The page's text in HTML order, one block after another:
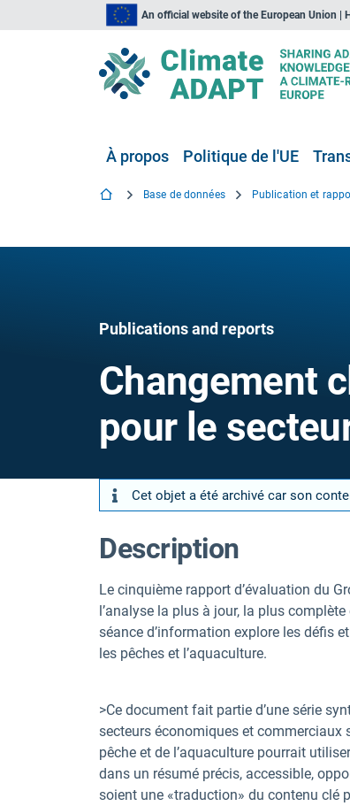
An official website of the European Union |
À propos Politique de l'UE
Base de données Publication et
Publications and reports
Changement
pour le
Cet objet a été archivé car son
Description
Le cinquième rapport d’évaluation du
l’analyse la plus à jour, la plus
séance d’information explore les défis
les pêches et l’aquaculture.
>Ce document fait partie d’une série
secteurs économiques et commerciaux
pêche et de l’aquaculture pourrait
dans un résumé précis, accessible,
soient une «traduction» du contenu clé